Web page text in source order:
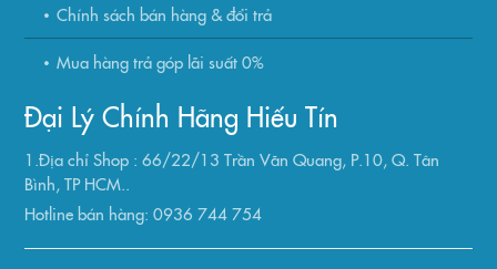
Chính sách bán hàng & đổi trả
Mua hàng trả góp lãi suất 0%
Đại Lý Chính Hãng Hiếu Tín
1.Địa chỉ Shop : 66/22/13 Trần Văn Quang, P.10, Q. Tân
Bình, TP HCM..
Hotline bán hàng: 0936 744 754